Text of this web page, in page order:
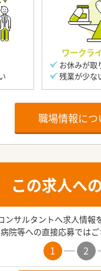
ワークラ
お休みが取
残業が少な
職場情報につ
この求人へ
ンサルタントへ求人情報
病院等への直接応募では
1 2